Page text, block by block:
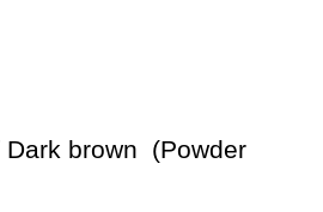
brown (Powder